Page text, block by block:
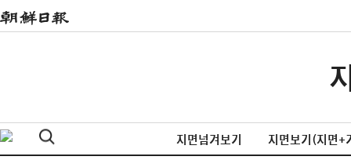
지면넘겨보기 지면보기(지면+